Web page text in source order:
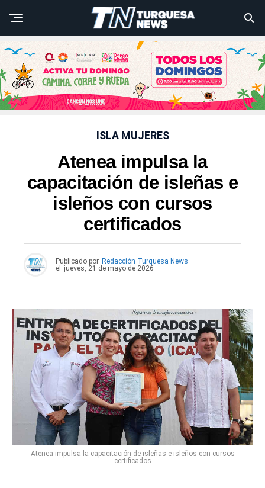
ISLA MUJERES
Atenea impulsa la
capacitación de isleñas e
isleños con cursos
certificados
Publicado por Redacción Turquesa News
el
jueves, 21 de mayo de 2026
Atenea impulsa la capacitación de isleñas e isleños con cursos
certificados